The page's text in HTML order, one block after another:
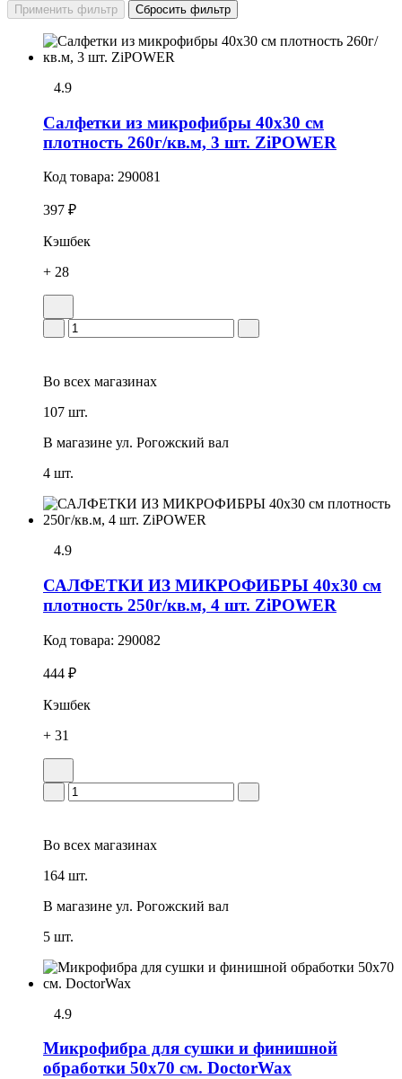
4.9
Салфетки из микрофибры 40х30 см
плотность 260г/кв.м, 3 шт. ZiPOWER
Код товара: 290081
397 ₽
Кэшбек
+ 28
Во всех магазинах
107 шт.
В магазине ул. Рогожский вал
4 шт.
4.9
САЛФЕТКИ ИЗ МИКРОФИБРЫ 40х30 см
плотность 250г/кв.м, 4 шт. ZiPOWER
Код товара: 290082
444 ₽
Кэшбек
+ 31
Во всех магазинах
164 шт.
В магазине ул. Рогожский вал
5 шт.
4.9
Микрофибра для сушки и финишной
обработки 50x70 см. DoctorWax